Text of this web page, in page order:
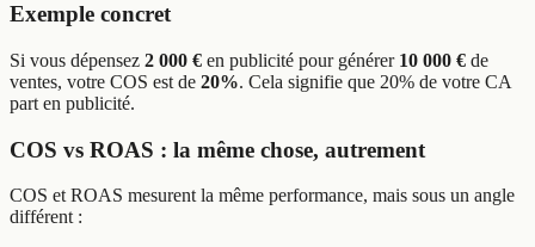
Exemple concret
Si vous dépensez 2 000 € en publicité pour générer 10 000 € de
ventes, votre COS est de 20%. Cela signifie que 20% de votre CA
part en publicité.
COS vs ROAS : la même chose, autrement
COS et ROAS mesurent la même performance, mais sous un angle
différent :